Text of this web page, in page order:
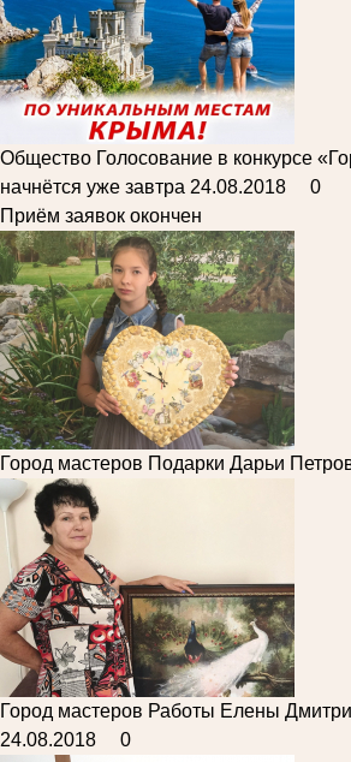
Общество Голосование в конкурсе
начнётся уже завтра 24.08.2018
0
Приём заявок окончен
Город мастеров Подарки Дарьи
Город мастеров Работы Елены
24.08.2018
0